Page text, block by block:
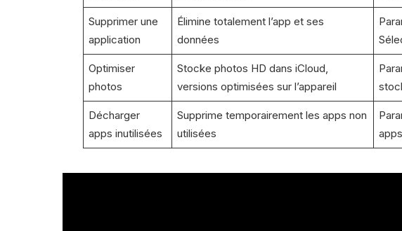
Supprimer une
application
Élimine totalement l’app et ses
données
Optimiser
photos
Stocke photos HD dans iCloud,
versions optimisées sur l’appareil
Décharger
apps inutilisées
Supprime temporairement les apps non
utilisées